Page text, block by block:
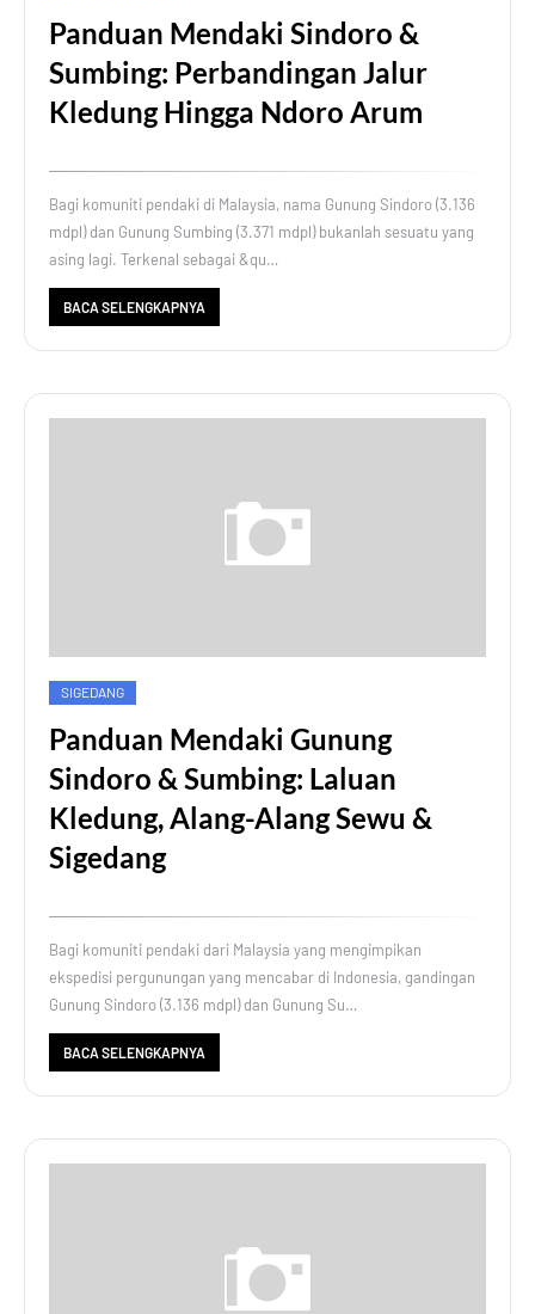
Panduan Mendaki Sindoro &
Sumbing: Perbandingan Jalur
Kledung Hingga Ndoro Arum
Bagi komuniti pendaki di Malaysia, nama Gunung Sindoro (3.136
mdpl) dan Gunung Sumbing (3.371 mdpl) bukanlah sesuatu yang
asing lagi. Terkenal sebagai &qu…
BACA SELENGKAPNYA
SIGEDANG
Panduan Mendaki Gunung
Sindoro & Sumbing: Laluan
Kledung, Alang-Alang Sewu &
Sigedang
Bagi komuniti pendaki dari Malaysia yang mengimpikan
ekspedisi pergunungan yang mencabar di Indonesia, gandingan
Gunung Sindoro (3.136 mdpl) dan Gunung Su…
BACA SELENGKAPNYA